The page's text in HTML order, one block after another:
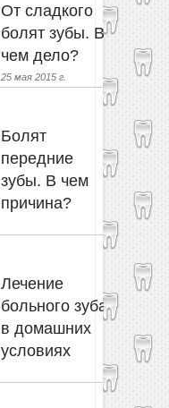
От сладкого
болят зубы. В
чем дело?
25 мая 2015 г.
Болят
передние
зубы. В чем
причина?
Лечение
больного зуба
в домашних
условиях